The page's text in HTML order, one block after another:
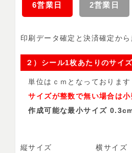
6営業日 2営業日
印刷データ確定と決済確定か
２）シール1枚あたりのサイ
単位はｃｍとなっております
サイズが整数で無い場合は
作成可能な最小サイズ
縦サイズ
横サイズ